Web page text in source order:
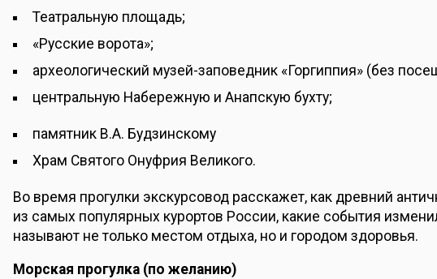
Театральную площадь;
«Русские ворота»;
археологический музей-заповедник «Горгиппия» (без
центральную Набережную и Анапскую бухту;
памятник В.А. Будзинскому
Храм Святого Онуфрия Великого.
Во время прогулки экскурсовод расскажет, как древний
из самых популярных курортов России, какие события
называют не только местом отдыха, но и городом здоровья.
Морская прогулка (по желанию)